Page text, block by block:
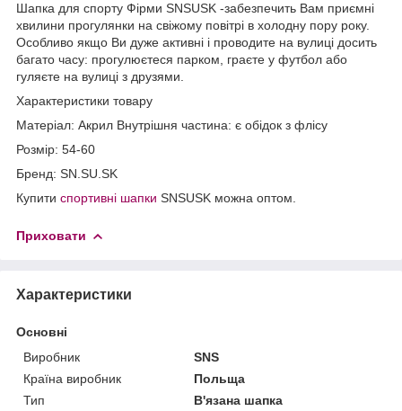
Шапка для спорту Фірми SNSUSK -забезпечить Вам приємні
хвилини прогулянки на свіжому повітрі в холодну пору року.
Особливо якщо Ви дуже активні і проводите на вулиці досить
багато часу: прогулюєтеся парком, граєте у футбол або
гуляєте на вулиці з друзями.
Характеристики товару
Матеріал: Акрил Внутрішня частина: є обідок з флісу
Розмір: 54-60
Бренд: SN.SU.SK
Купити спортивні шапки SNSUSK можна оптом.
Приховати
Характеристики
Основні
Виробник
SNS
Країна виробник
Польща
Тип
В'язана шапка